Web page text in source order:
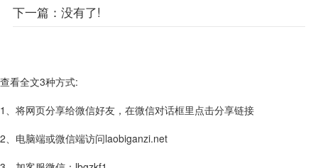
下一篇： 没有了!
查看全文3种方式:
1、将网页分享给微信好友，在微信对话框里点击分享链接
2、电脑端或微信端访问laobiganzi.net